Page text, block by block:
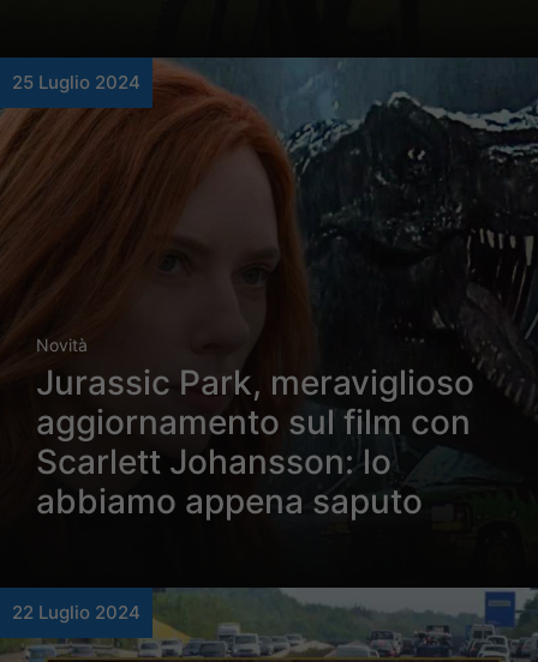
25 Luglio 2024
Novità
Jurassic Park, meraviglioso
aggiornamento sul film con
Scarlett Johansson: lo
abbiamo appena saputo
22 Luglio 2024